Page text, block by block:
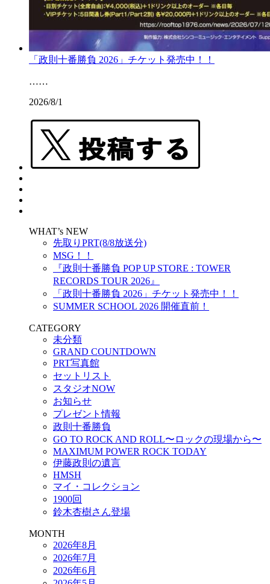
「政則十番勝負 2026」チケット発売中！！
……
2026/8/1
WHAT’s NEW
先取りPRT(8/8放送分)
MSG！！
『政則⼗番勝負 POP UP STORE : TOWER
RECORDS TOUR 2026』
「政則十番勝負 2026」チケット発売中！！
SUMMER SCHOOL 2026 開催直前！
CATEGORY
未分類
GRAND COUNTDOWN
PRT写真館
セットリスト
スタジオNOW
お知らせ
プレゼント情報
政則十番勝負
GO TO ROCK AND ROLL〜ロックの現場から〜
MAXIMUM POWER ROCK TODAY
伊藤政則の遺言
HMSH
マイ・コレクション
1900回
鈴木杏樹さん登場
MONTH
2026年8月
2026年7月
2026年6月